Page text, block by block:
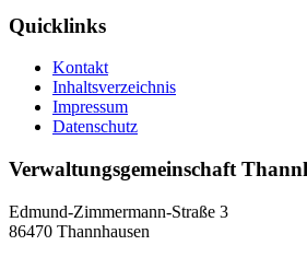
Quicklinks
Kontakt
Inhaltsverzeichnis
Impressum
Datenschutz
Verwaltungsgemeinschaft
Edmund-Zimmermann-Straße 3
86470 Thannhausen